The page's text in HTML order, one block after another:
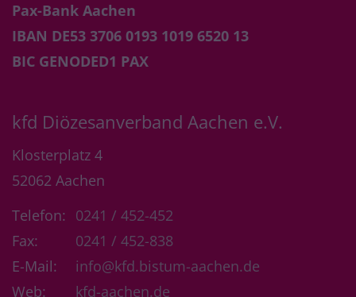
Pax-Bank Aachen
IBAN DE53 3706 0193 1019 6520 13
BIC GENODED1 PAX
kfd Diözesanverband Aachen e.V.
Klosterplatz 4
52062 Aachen
Telefon: 0241 / 452-452
Fax:
0241 / 452-838
E-Mail:
info@kfd.bistum-aachen.de
Web:
kfd-aachen.de